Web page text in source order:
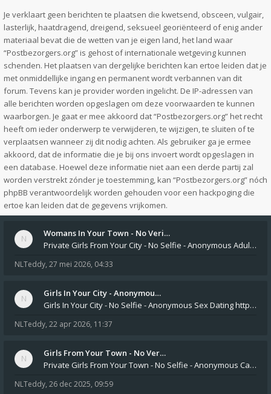
Je verklaart geen berichten te plaatsen die kwetsend, obsceen, vulgair,
lasterlijk, haatdragend, dreigend, seksueel georiënteerd of enig ander
materiaal bevat die de wetten van je eigen land, het land waar
“Postbezorgers.org” is gehost of internationale wetgeving kunnen
schenden. Het plaatsen van dergelijke berichten kan ertoe leiden dat je
met onmiddellijke ingang en permanent wordt verbannen van dit
forum. Tevens kan je provider worden ingelicht. De IP-adressen van
alle berichten worden opgeslagen om deze voorwaarden te kunnen
waarborgen. Je gaat er mee akkoord dat “Postbezorgers.org” het recht
heeft om ieder onderwerp te verwijderen, te wijzigen, te sluiten of te
verplaatsen wanneer zij dit nodig achten. Als gebruiker ga je ermee
akkoord, dat de informatie die je bij ons invoert wordt opgeslagen in
een database. Hoewel deze informatie niet aan een derde partij zal
worden verstrekt zónder je toestemming, kan “Postbezorgers.org” nóch
phpBB verantwoordelijk worden gehouden voor een hackpoging die
ertoe kan leiden dat de gegevens vrijkomen.
Womans In Your Town - No Veri…
Private Girls From Your City - No Selfie - Anonymous Adult Dating https://privatedates.live Private Girls In Your
NLTeddy, 27 mei 2026, 04:33
Girls In Your City - Anonymou…
Girls In Your City - No Selfie - Anonymous Sex Dating https://SecretPrivat.com Womens In Your Town - Anonymous S
NLTeddy, 22 apr 2026, 11:37
Girls From Your Town - No Ver…
Private Girls From Your Town - No Selfie - Anonymous Casual Dating https://PrivateLadyEscorts.com Private Lady In
NLTeddy, 26 dec 2025, 09:59